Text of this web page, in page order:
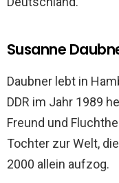
Susanne
Daubner lebt in
DDR im Jahr 1989
Freund und
Tochter zur Welt,
2000 allein aufzog.